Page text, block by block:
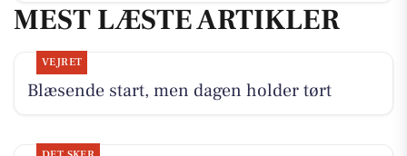
MEST LÆSTE ARTIKLER
VEJRET
Blæsende start, men dagen holder tørt